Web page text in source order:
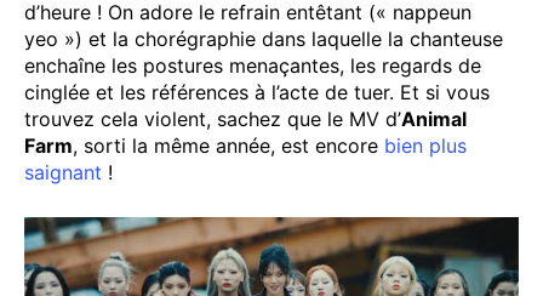
d’heure ! On adore le refrain entêtant (« nappeun
yeo ») et la chorégraphie dans laquelle la chanteuse
enchaîne les postures menaçantes, les regards de
cinglée et les références à l’acte de tuer. Et si vous
trouvez cela violent, sachez que le MV d’Animal
Farm, sorti la même année, est encore bien plus
saignant !